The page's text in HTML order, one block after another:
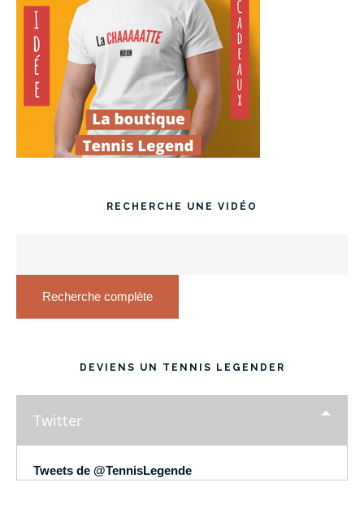
RECHERCHE UNE VIDÉO
Recherche complète
DEVIENS UN TENNIS LEGENDER
Twitter
Tweets de @TennisLegende